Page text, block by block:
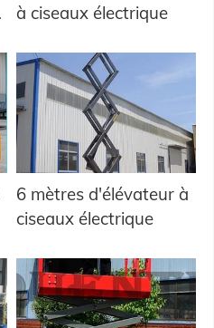
à ciseaux électrique
6 mètres d'élévateur à
ciseaux électrique